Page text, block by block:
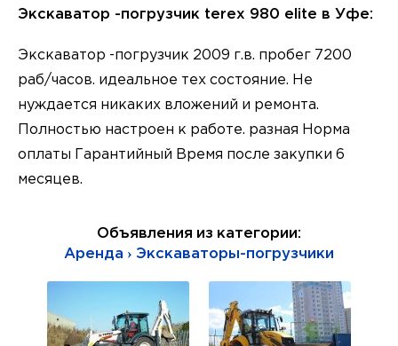
Экскаватор -погрузчик terex 980 elite в Уфе:
Экскаватор -погрузчик 2009 г.в. пробег 7200
раб/часов. идеальное тех состояние. Не
нуждается никаких вложений и ремонта.
Полностью настроен к работе. разная Норма
оплаты Гарантийный Время после закупки 6
месяцев.
Объявления из категории:
Аренда › Экскаваторы-погрузчики